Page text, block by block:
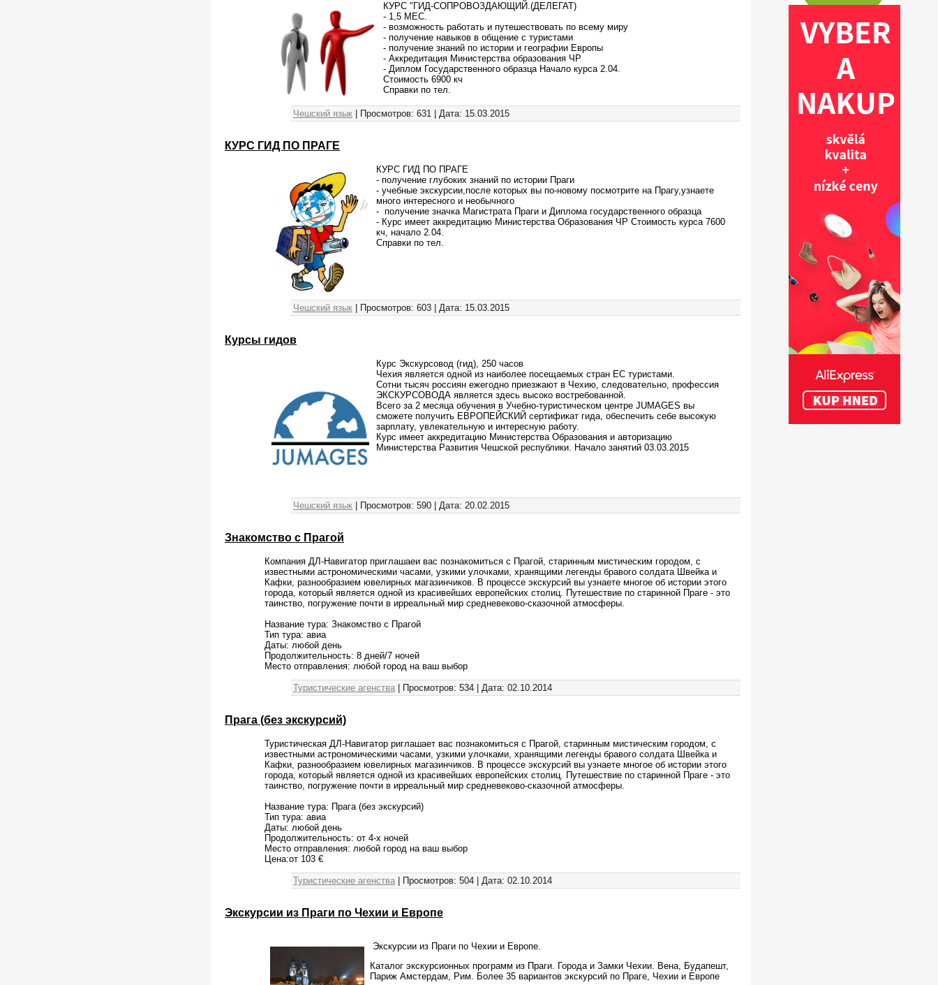
КУРС "ГИД-СОПРОВОЗДАЮЩИЙ.(ДЕЛЕГАТ)
- 1,5 МЕС.
- возможность работать и путешествовать по всему миру
- получение навыков в общение с туристами
- получение знаний по истории и географии Европы
- Аккредитация Министерства образования ЧР
- Диплом Государственного образца Начало курса 2.04.
Стоимость 6900 кч
Справки по тел.
Чешский язык | Просмотров: 631 | Дата: 15.03.2015
КУРС ГИД ПО ПРАГЕ
КУРС ГИД ПО ПРАГЕ
- получение глубоких знаний по истории Праги
- учебные экскурсии,после которых вы по-новому посмотрите на Прагу,узнаете
много интересного и необычного
- получение значка Магистрата Праги и Диплома государственного образца
- Курс имеет аккредитацию Министерства Образования ЧР Стоимость курса 7600
кч, начало 2.04.
Справки по тел.
Чешский язык | Просмотров: 603 | Дата: 15.03.2015
Курсы гидов
Курс Экскурсовод (гид), 250 часов
Чехия является одной из наиболее посещаемых стран ЕС туристами.
Сотни тысяч россиян ежегодно приезжают в Чехию, следовательно, профессия
ЭКСКУРСОВОДА является здесь высоко востребованной.
Всего за 2 месяца обучения в Учебно-туристическом центре JUMAGES вы
сможете получить ЕВРОПЕЙСКИЙ сертификат гида, обеспечить себе высокую
зарплату, увлекательную и интересную работу.
Курс имеет аккредитацию Министерства Образования и авторизацию
Министерства Развития Чешской республики. Начало занятий 03.03.2015
Чешский язык | Просмотров: 590 | Дата: 20.02.2015
Знакомство с Прагой
Компания ДЛ-Навигатор приглашаеи вас познакомиться с Прагой, старинным мистическим городом, с
известными астрономическими часами, узкими улочками, хранящими легенды бравого солдата Швейка и
Кафки, разнообразием ювелирных магазинчиков. В процессе экскурсий вы узнаете многое об истории этого
города, который является одной из красивейших европейских столиц. Путешествие по старинной Праге - это
таинство, погружение почти в ирреальный мир средневеково-сказочной атмосферы.
Название тура: Знакомство с Прагой
Тип тура: авиа
Даты: любой день
Продолжительность: 8 дней/7 ночей
Место отправления: любой город на ваш выбор
Туристические агенства | Просмотров: 534 | Дата: 02.10.2014
Прага (без экскурсий)
Туристическая ДЛ-Навигатор риглашает вас познакомиться с Прагой, старинным мистическим городом, с
известными астрономическими часами, узкими улочками, хранящими легенды бравого солдата Швейка и
Кафки, разнообразием ювелирных магазинчиков. В процессе экскурсий вы узнаете многое об истории этого
города, который является одной из красивейших европейских столиц. Путешествие по старинной Праге - это
таинство, погружение почти в ирреальный мир средневеково-сказочной атмосферы.
Название тура: Прага (без экскурсий)
Тип тура: авиа
Даты: любой день
Продолжительность: от 4-х ночей
Место отправления: любой город на ваш выбор
Цена:от 103 €
Туристические агенства | Просмотров: 504 | Дата: 02.10.2014
Экскурсии из Праги по Чехии и Европе
Экскурсии из Праги по Чехии и Европе.
Каталог экскурсионных программ из Праги. Города и Замки Чехии. Вена, Будапешт,
Париж Амстердам, Рим. Более 35 вариантов экскурсий по Праге, Чехии и Европе